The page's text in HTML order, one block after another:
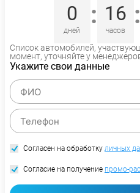
0
дней
: 16
часов
:
Список автомобилей,
момент, уточняйте у
Укажите свои данные
Согласен на обработку личных
Согласие на получение промо-